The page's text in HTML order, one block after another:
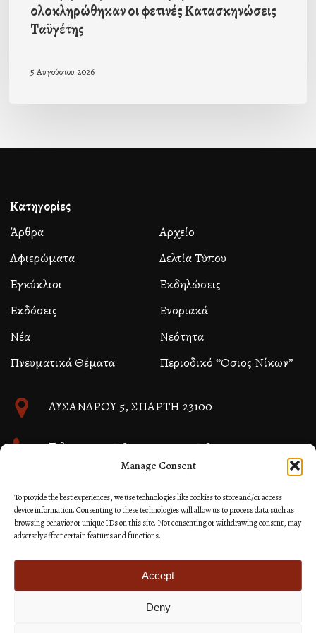
Manage Consent
To provide the best experiences, we use technologies like cookies to store and/or access
device information. Consenting to these technologies will allow us to process data such as
browsing behavior or unique IDs on this site. Not consenting or withdrawing consent, may
adversely affect certain features and functions.
Accept
Deny
ολοκληρώθηκαν οι φετινές Κατασκηνώσεις
Ταϋγέτης
5 Αυγούστου 2026
Κατηγορίες
Άρθρα
Αρχείο
Αφιερώματα
Δελτία Τύπου
Εγκύκλιοι
Εκδηλώσεις
Εκδόσεις
Ενοριακά
Νέα
Νεότητα
Πνευματικά Θέματα
Περιοδικό “Όσιος Νίκων”
ΛΥΣΑΝΔΡΟΥ 5, ΣΠΑΡΤΗ 23100
Τηλ. 27310 26580 και 27310 26581
Κατασκευή Ιστοσελίδων Site as you GO: Falcon από